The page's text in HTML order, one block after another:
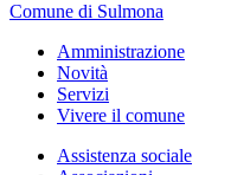
Comune di Sulmona
Amministrazione
Novità
Servizi
Vivere il comune
Assistenza sociale